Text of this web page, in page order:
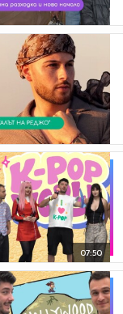
07:50